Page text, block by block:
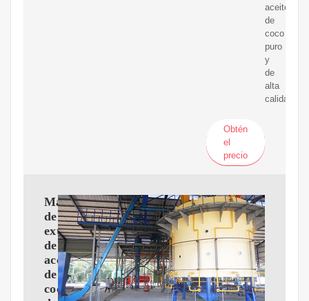
aceite
de
coco
puro
y
de
alta
calidad.
Obtén
el
precio
Máquina
de
extracción
de
aceite
de
coco